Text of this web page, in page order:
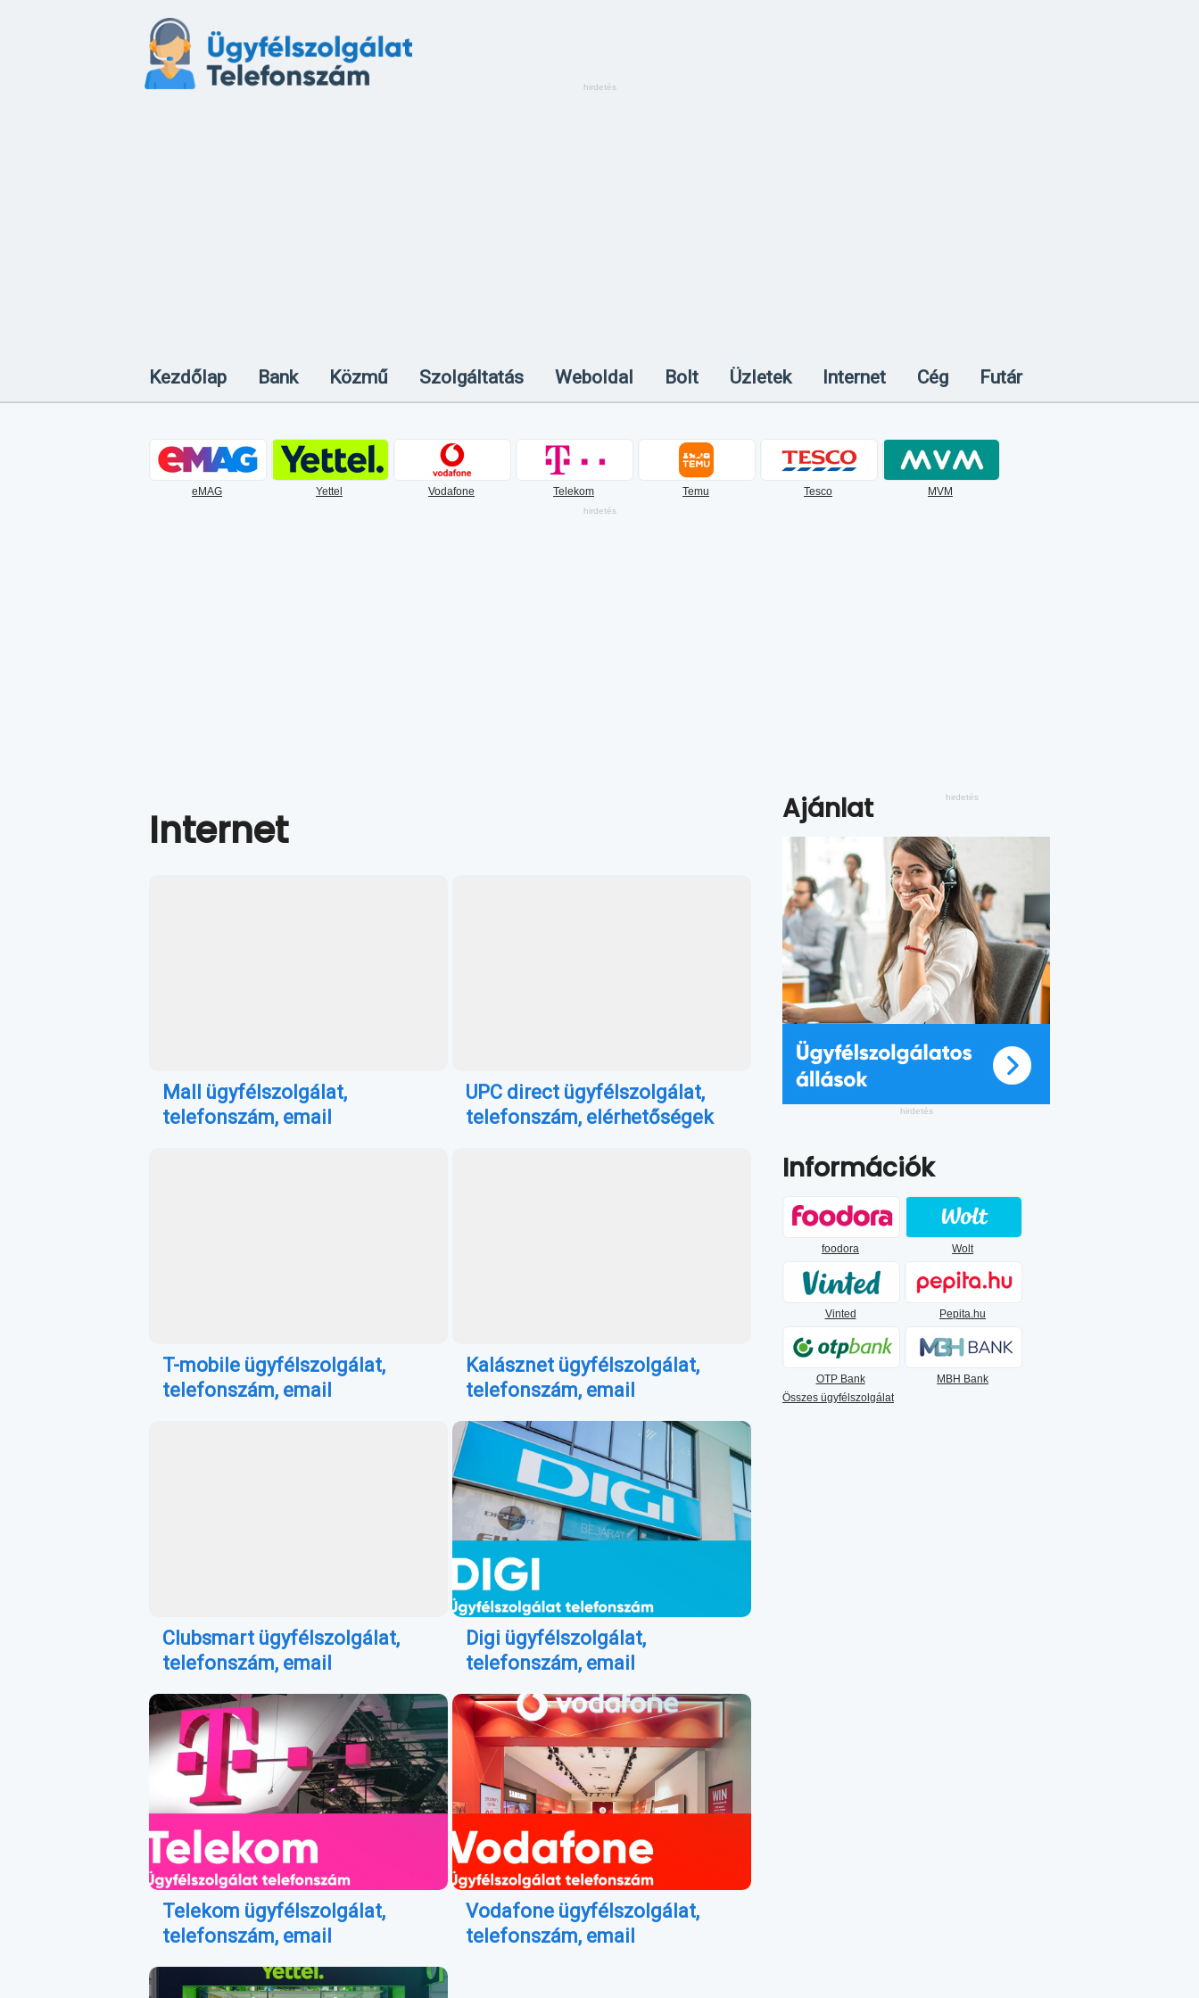
Kezdőlap Bank Közmű Szolgáltatás Weboldal Bolt Üzletek Internet Cég Futár
eMAG Yettel Vodafone Telekom Temu Tesco MVM
Internet
Mall ügyfélszolgálat,
telefonszám, email
UPC direct ügyfélszolgálat,
telefonszám, elérhetőségek
T-mobile ügyfélszolgálat,
telefonszám, email
Kalásznet ügyfélszolgálat,
telefonszám, email
Clubsmart ügyfélszolgálat,
telefonszám, email
Digi ügyfélszolgálat,
telefonszám, email
Telekom ügyfélszolgálat,
telefonszám, email
Vodafone ügyfélszolgálat,
telefonszám, email
Ajánlat
Információk
foodora Wolt
Vinted Pepita.hu
OTP Bank
MBH Bank
Összes ügyfélszolgálat